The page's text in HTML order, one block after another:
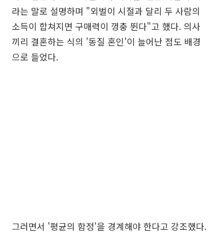
라는 말로 설명하며 "외벌이 시절과 달리 두 사람의
소득이 합쳐지면 구매력이 껑충 뛴다"고 했다. 의사
끼리 결혼하는 식의 '동질 혼인'이 늘어난 점도 배경
으로 들었다.
그러면서 '평균의 함정'을 경계해야 한다고 강조했다.